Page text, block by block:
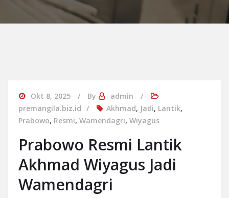
Okt 8, 2025 By
admin
premangila.biz.id
Akhmad, Jadi, Lantik,
Prabowo, Resmi, Wamendagri, Wiyagus
Prabowo Resmi Lantik
Akhmad Wiyagus Jadi
Wamendagri